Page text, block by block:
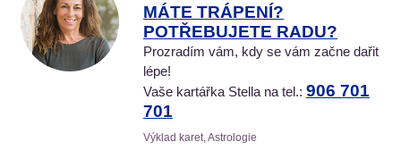
MÁTE TRÁPENÍ?
POTŘEBUJETE RADU?
Prozradím vám, kdy se vám začne dařit
lépe!
Vaše kartářka Stella na tel.: 906 701
701
Výklad karet, Astrologie